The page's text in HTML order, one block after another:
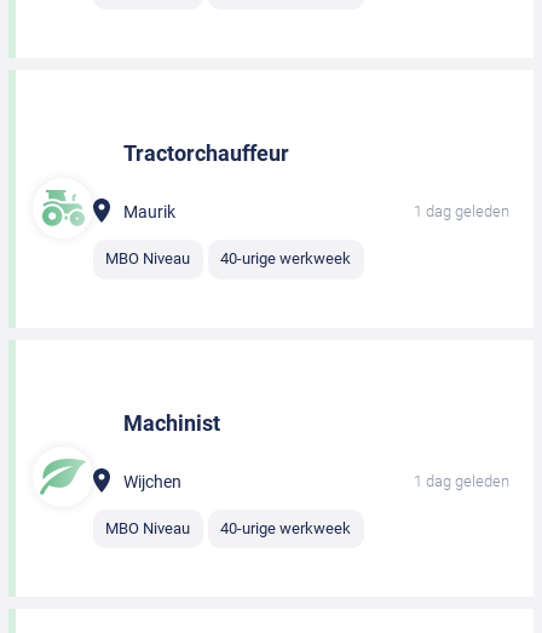
Tractorchauffeur
Maurik 1 dag geleden
MBO Niveau 40-urige werkweek
Machinist
Wijchen 1 dag geleden
MBO Niveau 40-urige werkweek